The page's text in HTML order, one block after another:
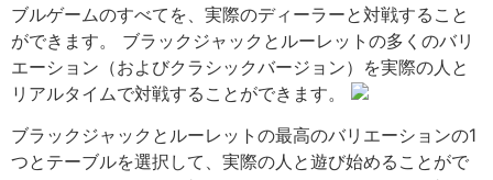
ブルゲームのすべてを、実際のディーラーと対戦すること
ができます。 ブラックジャックとルーレットの多くのバリ
エーション（およびクラシックバージョン）を実際の人と
リアルタイムで対戦することができます。
ブラックジャックとルーレットの最高のバリエーションの1
つとテーブルを選択して、実際の人と遊び始めることがで